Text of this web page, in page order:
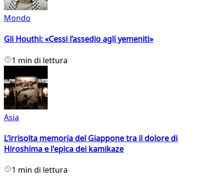
Mondo
Gli Houthi: «Cessi l’assedio agli yemeniti»
1 min di lettura
Asia
L’irrisolta memoria del Giappone tra il dolore di
Hiroshima e l'epica dei kamikaze
1 min di lettura